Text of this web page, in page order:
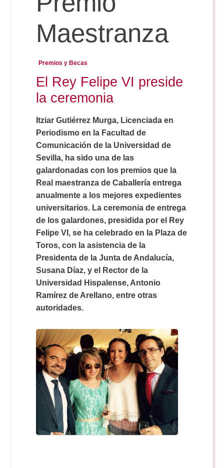
Reservas
Calendario Lectivo
Horarios
Periodismo
Publicidad y RR.PP
Comunicación Audiovisual
Doble Grado PER/CAV
Exámenes Grado
Periodismo
Publicidad y RR.PP
Comunicación Audiovisual
Doble Grado PER/CAV
Secretaría Virtual
#YoPractico
Boletines
Maestranza
Premios y Becas
El Rey Felipe VI preside
la ceremonia
Itziar Gutiérrez Murga, Licenciada en
Periodismo en la Facultad de
Comunicación de la Universidad de
Sevilla, ha sido una de las
galardonadas con los premios que la
Real maestranza de Caballería entrega
anualmente a los mejores expedientes
universitarios. La ceremonia de entrega
de los galardones, presidida por el Rey
Felipe VI, se ha celebrado en la Plaza de
Toros, con la asistencia de la
Presidenta de la Junta de Andalucía,
Susana Díaz, y el Rector de la
Universidad Hispalense, Antonio
Ramírez de Arellano, entre otras
autoridades.